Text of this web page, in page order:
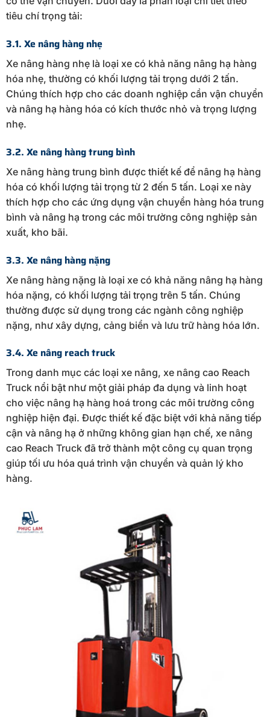
tiêu chí trọng tải:
3.1. Xe nâng hàng nhẹ
Xe nâng hàng nhẹ là loại xe có khả năng nâng hạ hàng
hóa nhẹ, thường có khối lượng tải trọng dưới 2 tấn.
Chúng thích hợp cho các doanh nghiệp cần vận chuyển
và nâng hạ hàng hóa có kích thước nhỏ và trọng lượng
nhẹ.
3.2. Xe nâng hàng trung bình
Xe nâng hàng trung bình được thiết kế để nâng hạ hàng
hóa có khối lượng tải trọng từ 2 đến 5 tấn. Loại xe này
thích hợp cho các ứng dụng vận chuyển hàng hóa trung
bình và nâng hạ trong các môi trường công nghiệp sản
xuất, kho bãi.
3.3. Xe nâng hàng nặng
Xe nâng hàng nặng là loại xe có khả năng nâng hạ hàng
hóa nặng, có khối lượng tải trọng trên 5 tấn. Chúng
thường được sử dụng trong các ngành công nghiệp
nặng, như xây dựng, cảng biển và lưu trữ hàng hóa lớn.
3.4. Xe nâng reach truck
Trong danh mục các loại xe nâng, xe nâng cao Reach
Truck nổi bật như một giải pháp đa dụng và linh hoạt
cho việc nâng hạ hàng hoá trong các môi trường công
nghiệp hiện đại. Được thiết kế đặc biệt với khả năng tiếp
cận và nâng hạ ở những không gian hạn chế, xe nâng
cao Reach Truck đã trở thành một công cụ quan trọng
giúp tối ưu hóa quá trình vận chuyển và quản lý kho
hàng.